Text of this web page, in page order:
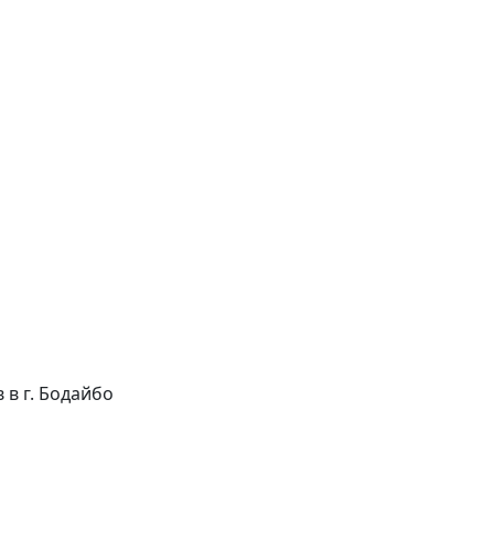
в г. Бодайбо